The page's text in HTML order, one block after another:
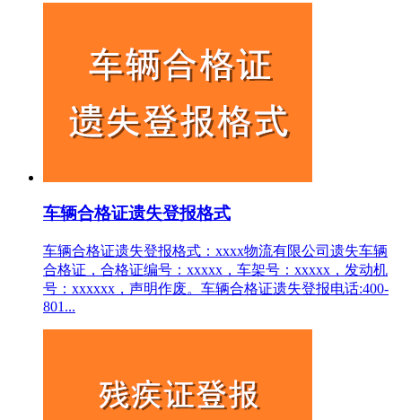
车辆合格证遗失登报格式
车辆合格证遗失登报格式：xxxx物流有限公司遗失车辆
合格证，合格证编号：xxxxx，车架号：xxxxx，发动机
号：xxxxxx，声明作废。车辆合格证遗失登报电话:400-
801...